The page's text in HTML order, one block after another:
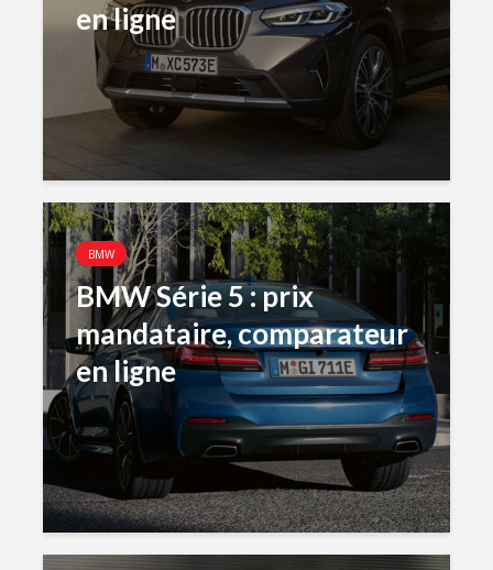
en ligne
BMW
BMW Série 5 : prix
mandataire, comparateur
en ligne